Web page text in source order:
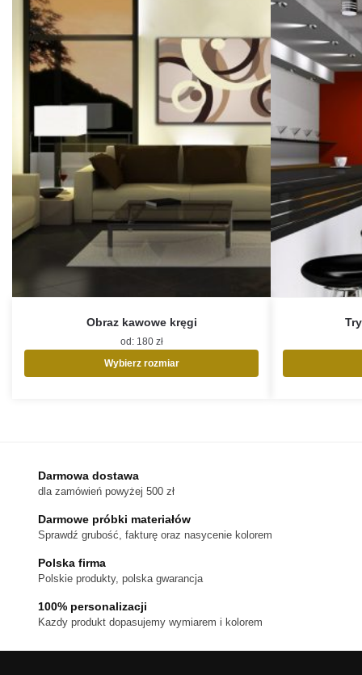
Obraz kawowe kręgi
od: 180 zł
Wybierz rozmiar
wybrać
stronie
produktu
Darmowa dostawa
dla zamówień powyżej 500 zł
Darmowe próbki materiałów
Sprawdź grubość, fakturę oraz nasycenie kolorem
Polska firma
Polskie produkty, polska gwarancja
100% personalizacji
Kazdy produkt dopasujemy wymiarem i kolorem